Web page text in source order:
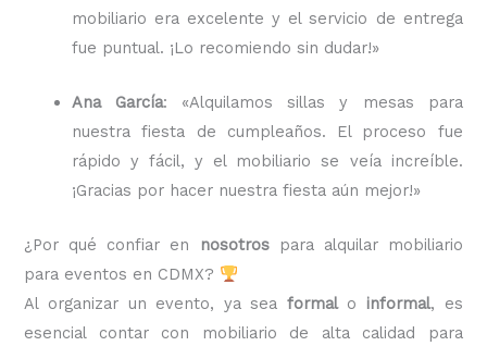
mobiliario era excelente y el servicio de entrega
fue puntual. ¡Lo recomiendo sin dudar!»
Ana García: «Alquilamos sillas y mesas para
nuestra fiesta de cumpleaños. El proceso fue
rápido y fácil, y el mobiliario se veía increíble.
¡Gracias por hacer nuestra fiesta aún mejor!»
¿Por qué confiar en nosotrospara alquilar mobiliario
para eventos en CDMX?
Al organizar un evento, ya sea formalo informal, es
esencial contar con mobiliario de alta calidad para